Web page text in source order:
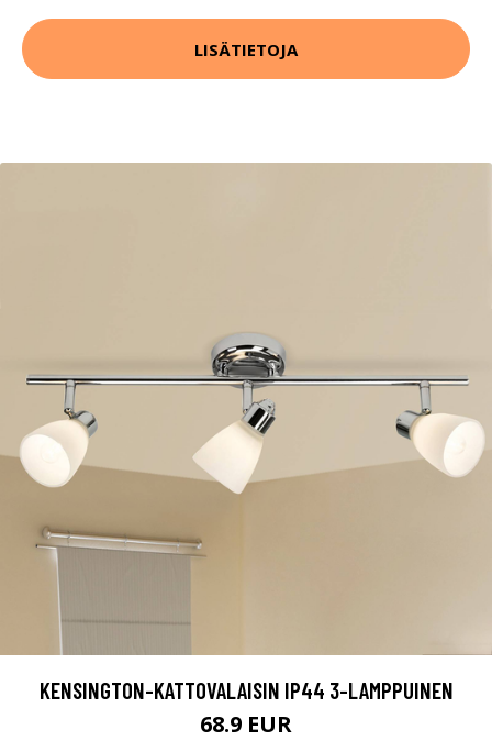
LISÄTIETOJA
KENSINGTON-KATTOVALAISIN IP44 3-LAMPPUINEN
68.9 EUR